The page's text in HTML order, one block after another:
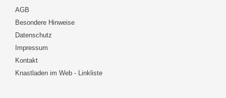
AGB
Besondere Hinweise
Datenschutz
Impressum
Kontakt
Knastladen im Web - Linkliste